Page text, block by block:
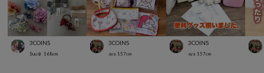
3COINS
Suu☺︎ 168cm
3COINS
aya 157cm
3COINS
aya 157cm